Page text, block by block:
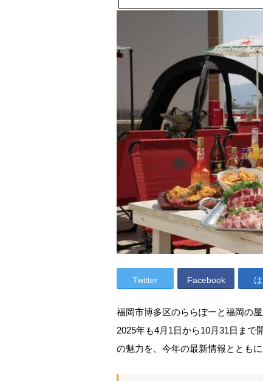
Twitter Facebook
福岡市博多区のららぽーと福岡の
2025年も4月1日から10月31日まで
の魅力を、今年の最新情報とともに